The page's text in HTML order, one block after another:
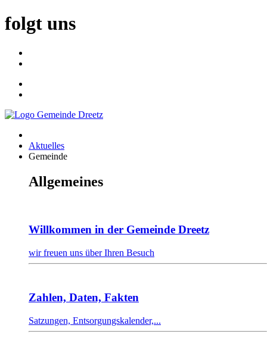
folgt uns
Aktuelles
Gemeinde
Allgemeines
Willkommen in der Gemeinde Dreetz
wir freuen uns über Ihren Besuch
Zahlen, Daten, Fakten
Satzungen, Entsorgungskalender,...